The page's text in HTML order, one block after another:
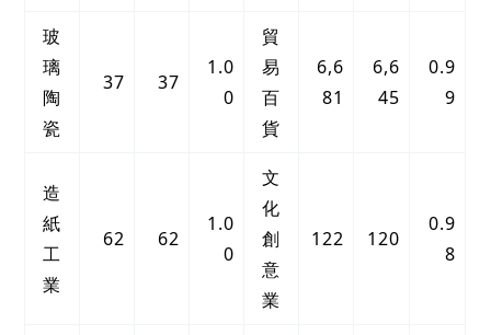
玻
璃
陶
瓷
37 37
1.0
0
貿
易
百
貨
6,6
81
6,6
45
0.9
9
造
紙
工
業
62 62
1.0
0
文
化
創
意
業
122 120
0.9
8